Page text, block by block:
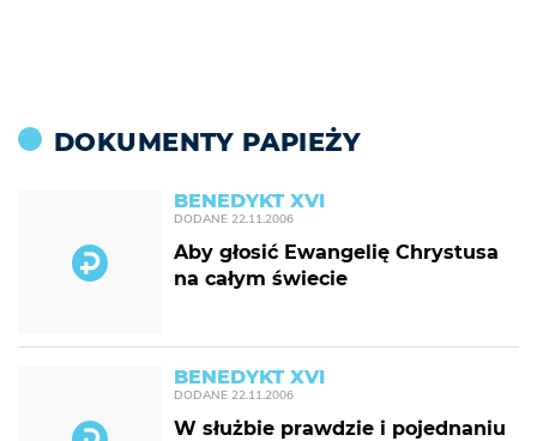
DOKUMENTY PAPIEŻY
BENEDYKT XVI
DODANE 22.11.2006
Aby głosić Ewangelię Chrystusa
na całym świecie
BENEDYKT XVI
DODANE 22.11.2006
W służbie prawdzie i pojednaniu